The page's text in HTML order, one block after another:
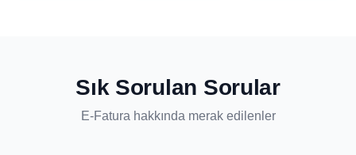
Sık Sorulan Sorular
E-Fatura hakkında merak edilenler